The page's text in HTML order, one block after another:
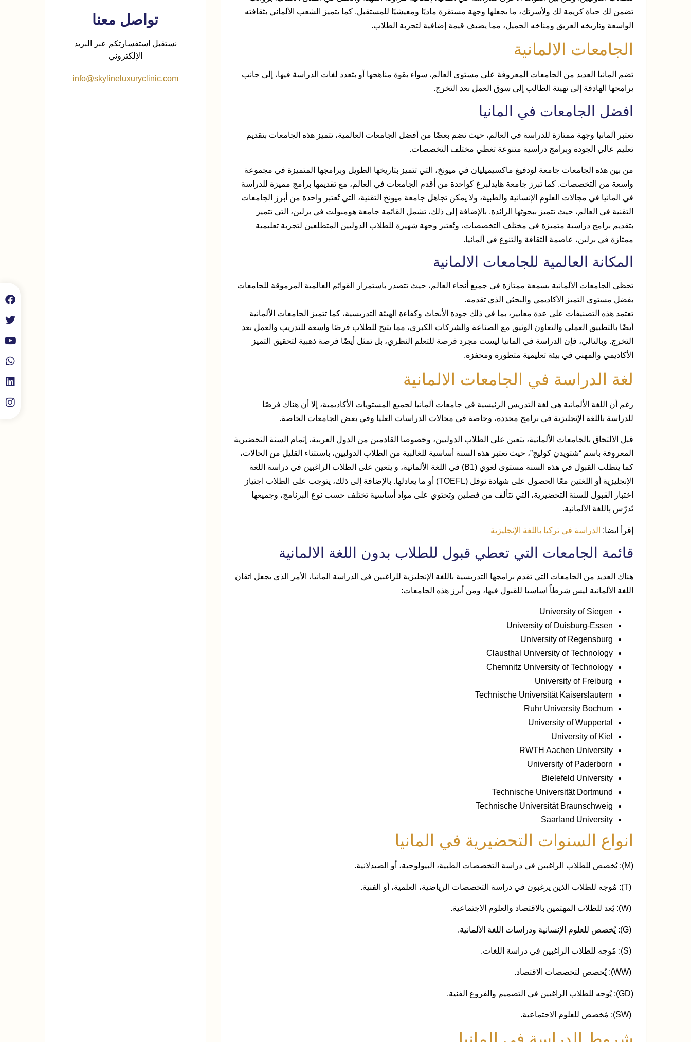
تضمن لك حياة كريمة لك ولأسرتك، ما يجعلها وجهة مستقرة ماديًا ومعيشيًا للمستقبل. كما يتميز الشعب الألماني بثقافته
الواسعة وتاريخه العريق ومناخه الجميل، مما يضيف قيمة إضافية لتجربة الطلاب.
الجامعات الالمانية
تضم المانيا العديد من الجامعات المعروفة على مستوى العالم، سواء بقوة مناهجها أو بتعدد لغات الدراسة فيها، إلى جانب
برامجها الهادفة إلى تهيئة الطالب إلى سوق العمل بعد التخرج.
افضل الجامعات في المانيا
تعتبر ألمانيا وجهة ممتازة للدراسة في العالم، حيث تضم بعضًا من أفضل الجامعات العالمية، تتميز هذه الجامعات بتقديم
تعليم عالي الجودة وبرامج دراسية متنوعة تغطي مختلف التخصصات.
من بين هذه الجامعات جامعة لودفيغ ماكسيميليان في ميونخ، التي تتميز بتاريخها الطويل وبرامجها المتميزة في مجموعة
واسعة من التخصصات. كما تبرز جامعة هايدلبرغ كواحدة من أقدم الجامعات في العالم، مع تقديمها برامج مميزة للدراسة
في المانيا في مجالات العلوم الإنسانية والطبية، ولا يمكن تجاهل جامعة ميونخ التقنية، التي تُعتبر واحدة من أبرز الجامعات
التقنية في العالم، حيث تتميز ببحوثها الرائدة. بالإضافة إلى ذلك، تشمل القائمة جامعة هومبولت في برلين، التي تتميز
بتقديم برامج دراسية متميزة في مختلف التخصصات، وتُعتبر وجهة شهيرة للطلاب الدوليين المتطلعين لتجربة تعليمية
ممتازة في برلين، عاصمة الثقافة والتنوع في ألمانيا.
المكانة العالمية للجامعات الالمانية
تحظى الجامعات الألمانية بسمعة ممتازة في جميع أنحاء العالم، حيث تتصدر باستمرار القوائم العالمية المرموقة للجامعات
بفضل مستوى التميز الأكاديمي والبحثي الذي تقدمه.
تعتمد هذه التصنيفات على عدة معايير، بما في ذلك جودة الأبحاث وكفاءة الهيئة التدريسية، كما تتميز الجامعات الألمانية
أيضًا بالتطبيق العملي والتعاون الوثيق مع الصناعة والشركات الكبرى، مما يتيح للطلاب فرصًا واسعة للتدريب والعمل بعد
التخرج. وبالتالي، فإن الدراسة في المانيا ليست مجرد فرصة للتعلم النظري، بل تمثل أيضًا فرصة ذهبية لتحقيق التميز
الأكاديمي والمهني في بيئة تعليمية متطورة ومحفزة.
لغة الدراسة في الجامعات الالمانية
رغم أن اللغة الألمانية هي لغة التدريس الرئيسية في جامعات ألمانيا لجميع المستويات الأكاديمية، إلا أن هناك فرصًا
للدراسة باللغة الإنجليزية في برامج محددة، وخاصة في مجالات الدراسات العليا وفي بعض الجامعات الخاصة.
قبل الالتحاق بالجامعات الألمانية، يتعين على الطلاب الدوليين، وخصوصا القادمين من الدول العربية، إتمام السنة التحضيرية
المعروفة باسم “شتويدن كوليج”، حيث تعتبر هذه السنة أساسية للغالبية من الطلاب الدوليين، باستثناء القليل من الحالات،
كما يتطلب القبول في هذه السنة مستوى لغوي (B1) في اللغة الألمانية، و يتعين على الطلاب الراغبين في دراسة اللغة
الإنجليزية أو اللغتين معًا الحصول على شهادة توفل (TOEFL) أو ما يعادلها. بالإضافة إلى ذلك، يتوجب على الطلاب اجتياز
اختبار القبول للسنة التحضيرية، التي تتألف من فصلين وتحتوي على مواد أساسية تختلف حسب نوع البرنامج، وجميعها
تُدرّس باللغة الألمانية.
إقرأ ايضا: الدراسة في تركيا باللغة الإنجليزية
قائمة الجامعات التي تعطي قبول للطلاب بدون اللغة الالمانية
هناك العديد من الجامعات التي تقدم برامجها التدريسية باللغة الإنجليزية للراغبين في الدراسة المانيا، الأمر الذي يجعل اتقان
اللغة الألمانية ليس شرطاً اساسيا للقبول فيها، ومن أبرز هذه الجامعات:
University of Siegen
University of Duisburg-Essen
University of Regensburg
Clausthal University of Technology
Chemnitz University of Technology
University of Freiburg
Technische Universität Kaiserslautern
Ruhr University Bochum
University of Wuppertal
University of Kiel
RWTH Aachen University
University of Paderborn
Bielefeld University
Technische Universität Dortmund
Technische Universität Braunschweig
Saarland University
انواع السنوات التحضيرية في المانيا
(M): يُخصص للطلاب الراغبين في دراسة التخصصات الطبية، البيولوجية، أو الصيدلانية.
(T): مُوجه للطلاب الذين يرغبون في دراسة التخصصات الرياضية، العلمية، أو الفنية.
(W): يُعد للطلاب المهتمين بالاقتصاد والعلوم الاجتماعية.
(G): يُخصص للعلوم الإنسانية ودراسات اللغة الألمانية.
(S): مُوجه للطلاب الراغبين في دراسة اللغات.
(WW): يُخصص لتخصصات الاقتصاد.
(GD): يُوجه للطلاب الراغبين في التصميم والفروع الفنية.
(SW): مُخصص للعلوم الاجتماعية.
تواصل معنا
نستقبل استفسارتكم عبر البريد
الإلكتروني
info@skylineluxuryclinic.com